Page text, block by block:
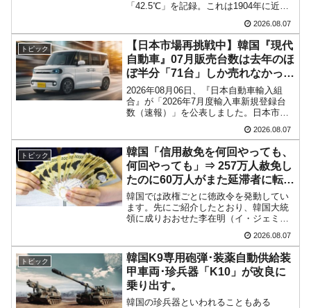
「42.5℃」を記録。これは1904年に近代
最高気温です。08月04日には、ソウル市
全域への「猛暑重大警報」が発令され...
2026.08.07
トピック
【日本市場再挑戦中】韓国『現代
自動車』07月販売台数は去年のほ
ぼ半分「71台」しか売れなかっ
た。『起亜』は9台だけ
2026年08月06日、『日本自動車輸入組
合』が「2026年7月度輸入車新規登録台
数（速報）」を公表しました。日本市場
市場を攻略したい『BYD』の販売台数は
この中に捉えられているはずです。先月
からは韓国の...
2026.08.07
トピック
韓国「信用赦免を何回やっても、
何回やっても」⇒ 257万人赦免し
たのに60万人がまた延滞者に転
落！
韓国では政権ごとに徳政令を発動してい
ます。先にご紹介したとおり、韓国大統
領に成りおおせた李在明（イ・ジェミョ
前政権が行った――「新出発基金」をバ
ッドバンクにして不良債権の買い取りを
行い、分割償還や元利減免...
2026.08.07
トピック
韓国K9専用砲弾･装薬自動供給装
甲車両･珍兵器「K10」が改良に
乗り出す。
韓国の珍兵器といわれることもある